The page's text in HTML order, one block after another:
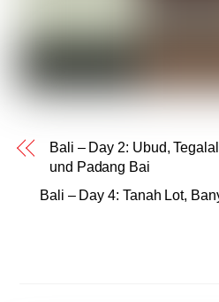
Bali – Day 2: Ubud,
und Padang Bai
Bali – Day 4: Tanah Lot,